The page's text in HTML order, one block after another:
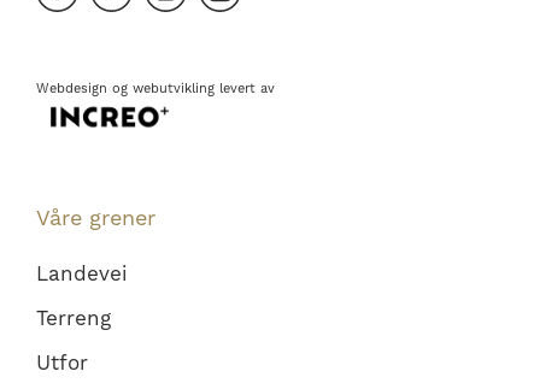
Webdesign og webutvikling levert av
Våre grener
Landevei
Terreng
Utfor